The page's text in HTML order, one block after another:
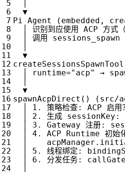
▼
Pi Agent ( embedded ,
识别到应使用 ACP 方式（
调用 sessions_spawn
▼
createSessionsSpawnTool
runtime="acp" →
▼
spawnAcpDirect () ( src/
1. 策略检查: ACP 启用
2. 生成 sessionKey :
3. Gateway 注册:
4. ACP Runtime 初始
acpManager .
5. 线程绑定 :
6. 分发任务: